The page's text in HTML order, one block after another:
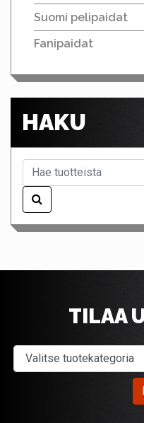
Suomi pelipaidat
Fanipaidat
HAKU
TILAA
Valitse